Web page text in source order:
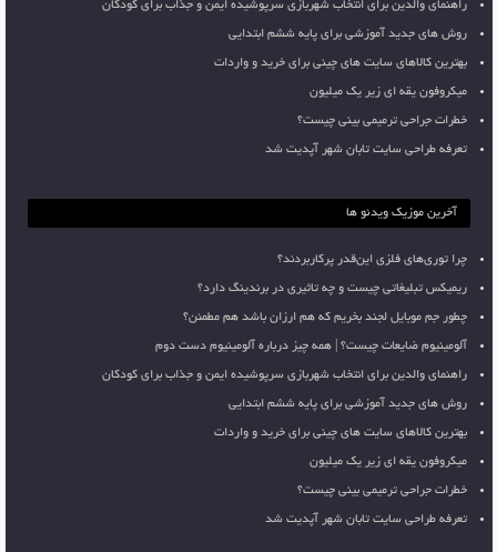
راهنمای والدین برای انتخاب شهربازی سرپوشیده ایمن و جذاب برای کودکان
روش های جدید آموزشی برای پایه ششم ابتدایی
بهترین کالاهای سایت های چینی برای خرید و واردات
میکروفون یقه ای زیر یک میلیون
خطرات جراحی ترمیمی بینی چیست؟
تعرفه طراحی سایت تابان شهر آپدیت شد
آخرین موزیک ویدئو ها
چرا توری‌های فلزی این‌قدر پرکاربردند؟
ریمیکس تبلیغاتی چیست و چه تاثیری در برندینگ دارد؟
چطور جم موبایل لجند بخریم که هم ارزان باشد هم مطمئن؟
آلومینیوم ضایعات چیست؟ | همه چیز درباره آلومینیوم دست دوم
راهنمای والدین برای انتخاب شهربازی سرپوشیده ایمن و جذاب برای کودکان
روش های جدید آموزشی برای پایه ششم ابتدایی
بهترین کالاهای سایت های چینی برای خرید و واردات
میکروفون یقه ای زیر یک میلیون
خطرات جراحی ترمیمی بینی چیست؟
تعرفه طراحی سایت تابان شهر آپدیت شد